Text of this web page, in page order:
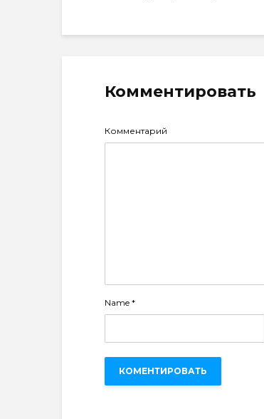
Комментировать
Комментарий
Name *